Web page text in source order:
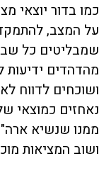
כמו בדור יוצאי
על המצב,
שמבליטים כל
מהדהדים ידיעות
ושוכחים לדווח
נאחזים כמוצאי
ממנו שנשיא
ושוב המציאות